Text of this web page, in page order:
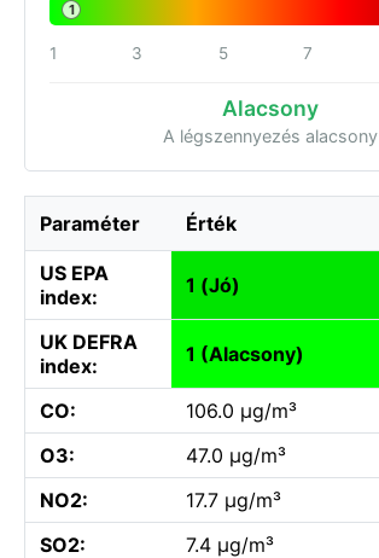
1
1 3 5 7
Alacsony
A légszennyezés alacsony
Paraméter Érték
US EPA
index:
1 (Jó)
UK DEFRA
index:
1 (Alacsony)
CO:
106.0 µg/m³
O3:
47.0 µg/m³
NO2:
17.7 µg/m³
SO2:
7.4 µg/m³